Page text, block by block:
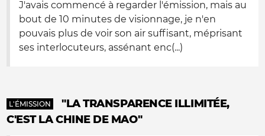
J'avais commencé à regarder l'émission, mais au
bout de 10 minutes de visionnage, je n'en
pouvais plus de voir son air suffisant, méprisant
ses interlocuteurs, assénant enc(...)
L'ÉMISSION
"LA TRANSPARENCE ILLIMITÉE,
C'EST LA CHINE DE MAO"